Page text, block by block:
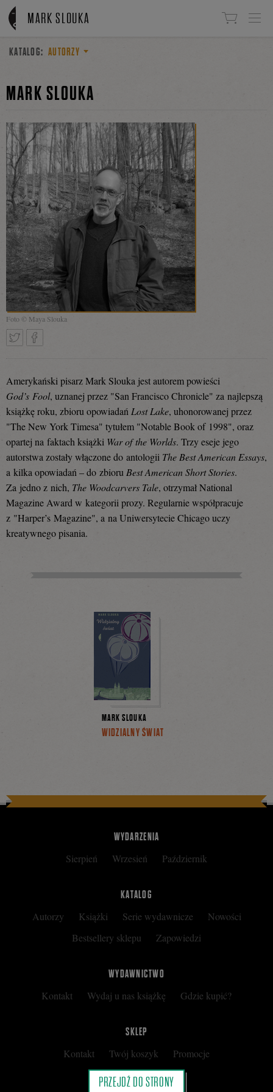
Linki do przejścia
MARK SLOUKA
KATALOG: AUTORZY
MARK SLOUKA
Foto © Maya Slouka
się
Facebooku
Amerykański pisarz Mark Slouka jest autorem powieści
God’s Fool, uznanej przez "San Francisco Chronicle" za najlepszą
książkę roku, zbioru opowiadań Lost Lake, uhonorowanej przez
"The New York Timesa" tytułem "Notable Book of 1998", oraz
opartej na faktach książki War of the Worlds. Trzy eseje jego
autorstwa zostały włączone do antologii The Best American Essays,
a kilka opowiadań – do zbioru Best American Short Stories.
Za jedno z nich, The Woodcarvers Tale, otrzymał National
Magazine Award w kategorii prozy. Regularnie współpracuje
z "Harper’s Magazine", a na Uniwersytecie Chicago uczy
kreatywnego pisania.
MARK SLOUKA
WIDZIALNY ŚWIAT
WYDARZENIA
Sierpień Wrzesień Październik
KATALOG
Autorzy Książki Serie wydawnicze
Nowości
Bestsellery sklepu
Zapowiedzi
WYDAWNICTWO
Kontakt Wydaj u nas książkę Gdzie kupić?
SKLEP
Kontakt Twój koszyk
Promocje
Kup kartę podarunkową
Nota prawna
PRZEJDŹ DO STRONY